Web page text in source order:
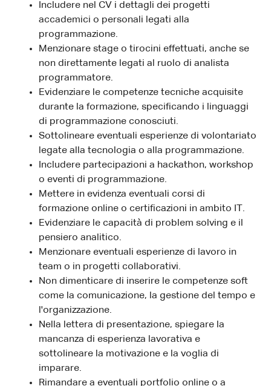
Includere nel CV i dettagli dei progetti
accademici o personali legati alla
programmazione.
Menzionare stage o tirocini effettuati, anche se
non direttamente legati al ruolo di analista
programmatore.
Evidenziare le competenze tecniche acquisite
durante la formazione, specificando i linguaggi
di programmazione conosciuti.
Sottolineare eventuali esperienze di volontariato
legate alla tecnologia o alla programmazione.
Includere partecipazioni a hackathon, workshop
o eventi di programmazione.
Mettere in evidenza eventuali corsi di
formazione online o certificazioni in ambito IT.
Evidenziare le capacità di problem solving e il
pensiero analitico.
Menzionare eventuali esperienze di lavoro in
team o in progetti collaborativi.
Non dimenticare di inserire le competenze soft
come la comunicazione, la gestione del tempo e
l'organizzazione.
Nella lettera di presentazione, spiegare la
mancanza di esperienza lavorativa e
sottolineare la motivazione e la voglia di
imparare.
Rimandare a eventuali portfolio online o a